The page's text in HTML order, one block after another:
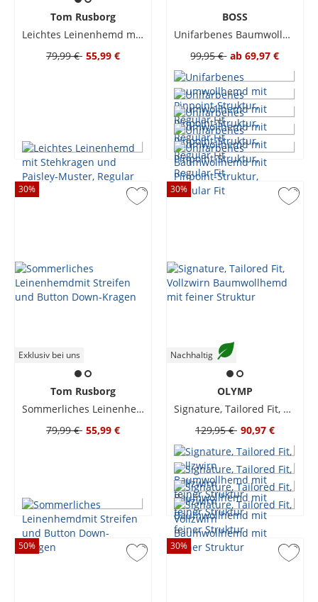
Tom Rusborg
Leichtes Leinenhemd mit Stehkragen und Paisley-Muster, Regular
79,99 € 55,99 €
BOSS
Unifarbenes Baumwollhemd mit Pinpoint-Struktur, Regular Fit
99,95 € ab 69,97 €
30%
Exklusiv bei uns
Tom Rusborg
Sommerliches Leinenhemdmit Streifen und Button Down-Kragen
79,99 € 55,99 €
30%
Nachhaltig
OLYMP
Signature, Tailored Fit, Vollzwirn Baumwollhemd mit feiner Struktur
129,95 € 90,97 €
50% 30%